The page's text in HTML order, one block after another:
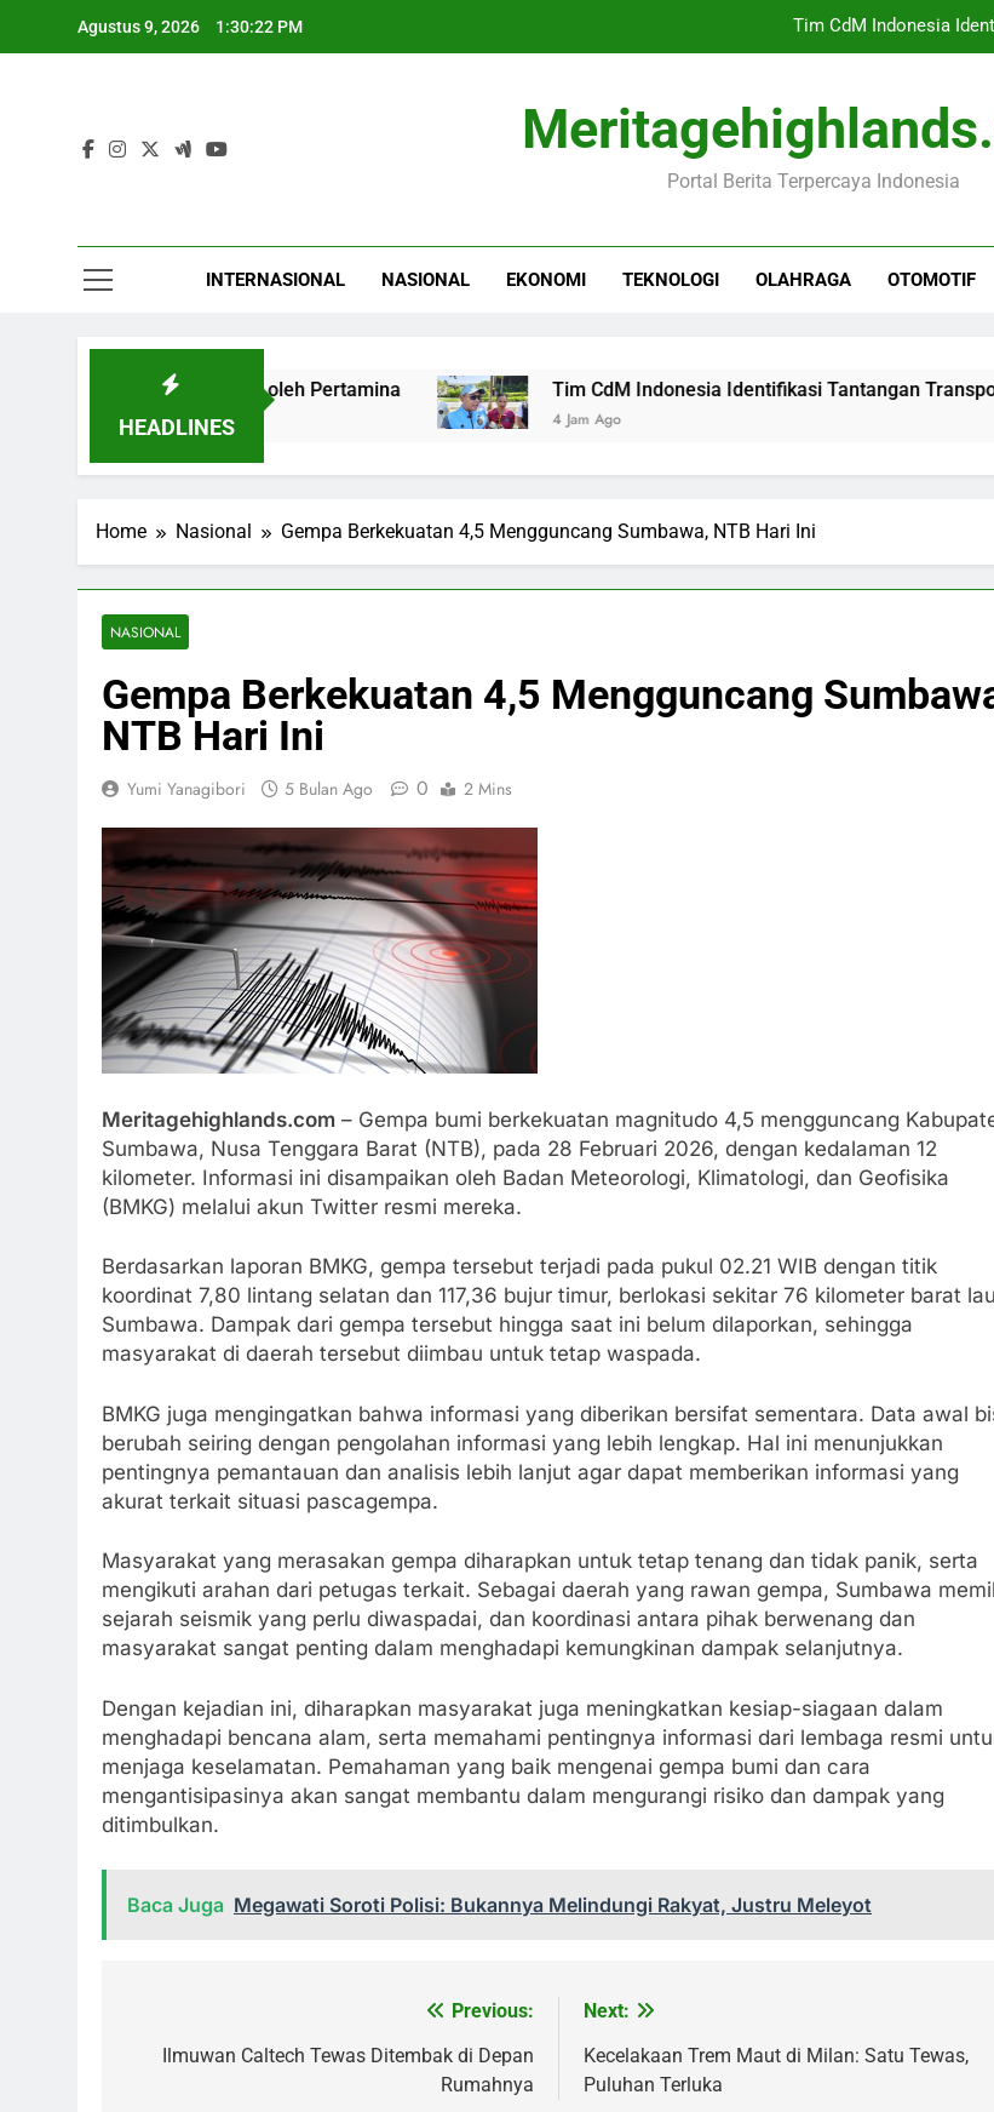
Agustus 9, 2026 1:30:23 PM Tim CdM Indonesia
Menko Pangan:
Portal Berita Terpercaya Indonesia
INTERNASIONAL NASIONAL EKONOMI TEKNOLOGI OLAHRAGA OTOMOTIF
HEADLINES
Dijamin Aman oleh Pertamina Tim CdM Indonesia Identifikasi Tantangan Transportasi
4 Jam Ago
Home Nasional Gempa Berkekuatan 4,5 Mengguncang Sumbawa, NTB Hari Ini
NASIONAL
Gempa Berkekuatan 4,5 Mengguncang
NTB Hari Ini
Yumi Yanagibori 5 Bulan Ago 0 2 Mins
Meritagehighlands.com – Gempa bumi berkekuatan magnitudo 4,5 mengguncang
Sumbawa, Nusa Tenggara Barat (NTB), pada 28 Februari 2026, dengan kedalaman 12
kilometer. Informasi ini disampaikan oleh Badan Meteorologi, Klimatologi, dan Geofisika
(BMKG) melalui akun Twitter resmi mereka.
Berdasarkan laporan BMKG, gempa tersebut terjadi pada pukul 02.21 WIB dengan titik
koordinat 7,80 lintang selatan dan 117,36 bujur timur, berlokasi sekitar 76 kilometer barat
Sumbawa. Dampak dari gempa tersebut hingga saat ini belum dilaporkan, sehingga
masyarakat di daerah tersebut diimbau untuk tetap waspada.
BMKG juga mengingatkan bahwa informasi yang diberikan bersifat sementara. Data awal
berubah seiring dengan pengolahan informasi yang lebih lengkap. Hal ini menunjukkan
pentingnya pemantauan dan analisis lebih lanjut agar dapat memberikan informasi yang
akurat terkait situasi pascagempa.
Masyarakat yang merasakan gempa diharapkan untuk tetap tenang dan tidak panik, serta
mengikuti arahan dari petugas terkait. Sebagai daerah yang rawan gempa, Sumbawa
sejarah seismik yang perlu diwaspadai, dan koordinasi antara pihak berwenang dan
masyarakat sangat penting dalam menghadapi kemungkinan dampak selanjutnya.
Dengan kejadian ini, diharapkan masyarakat juga meningkatkan kesiap-siagaan dalam
menghadapi bencana alam, serta memahami pentingnya informasi dari lembaga resmi
menjaga keselamatan. Pemahaman yang baik mengenai gempa bumi dan cara
mengantisipasinya akan sangat membantu dalam mengurangi risiko dan dampak yang
ditimbulkan.
Baca Juga Megawati Soroti Polisi: Bukannya Melindungi Rakyat, Justru Meleyot
pos
Previous:
Ilmuwan Caltech Tewas Ditembak di Depan
Rumahnya
Next:
Kecelakaan Trem Maut di Milan: Satu Tewas,
Puluhan Terluka